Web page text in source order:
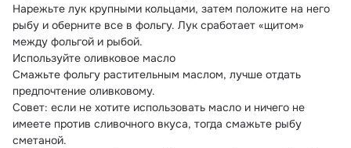
Нарежьте лук крупными кольцами, затем положите на него
рыбу и оберните все в фольгу. Лук сработает «щитом»
между фольгой и рыбой.
Используйте оливковое масло
Смажьте фольгу растительным маслом, лучше отдать
предпочтение оливковому.
Совет: если не хотите использовать масло и ничего не
имеете против сливочного вкуса, тогда смажьте рыбу
сметаной.